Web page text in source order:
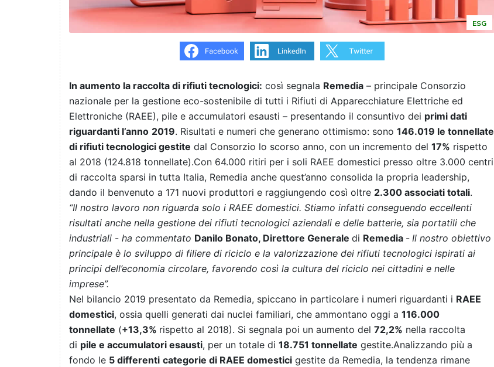
ESG
In aumento la raccolta di rifiuti tecnologici: così segnala Remedia – principale Consorzio
nazionale per la gestione eco-sostenibile di tutti i Rifiuti di Apparecchiature Elettriche ed
Elettroniche (RAEE), pile e accumulatori esausti – presentando il consuntivo dei primi dati
riguardanti l’anno 2019. Risultati e numeri che generano ottimismo: sono 146.019 le tonnellate
di rifiuti tecnologici gestite dal Consorzio lo scorso anno, con un incremento del 17% rispetto
al 2018 (124.818 tonnellate).Con 64.000 ritiri per i soli RAEE domestici presso oltre 3.000 centri
di raccolta sparsi in tutta Italia, Remedia anche quest’anno consolida la propria leadership,
dando il benvenuto a 171 nuovi produttori e raggiungendo così oltre 2.300 associati totali.
“Il nostro lavoro non riguarda solo i RAEE domestici. Stiamo infatti conseguendo eccellenti
risultati anche nella gestione dei rifiuti tecnologici aziendali e delle batterie, sia portatili che
industriali - ha commentato Danilo Bonato, Direttore Generale di Remedia - Il nostro obiettivo
principale è lo sviluppo di filiere di riciclo e la valorizzazione dei rifiuti tecnologici ispirati ai
principi dell’economia circolare, favorendo così la cultura del riciclo nei cittadini e nelle
imprese”.
Nel bilancio 2019 presentato da Remedia, spiccano in particolare i numeri riguardanti i RAEE
domestici, ossia quelli generati dai nuclei familiari, che ammontano oggi a 116.000
tonnellate (+13,3% rispetto al 2018). Si segnala poi un aumento del 72,2% nella raccolta
di pile e accumulatori esausti, per un totale di 18.751 tonnellate gestite.Analizzando più a
fondo le 5 differenti categorie di RAEE domestici gestite da Remedia, la tendenza rimane